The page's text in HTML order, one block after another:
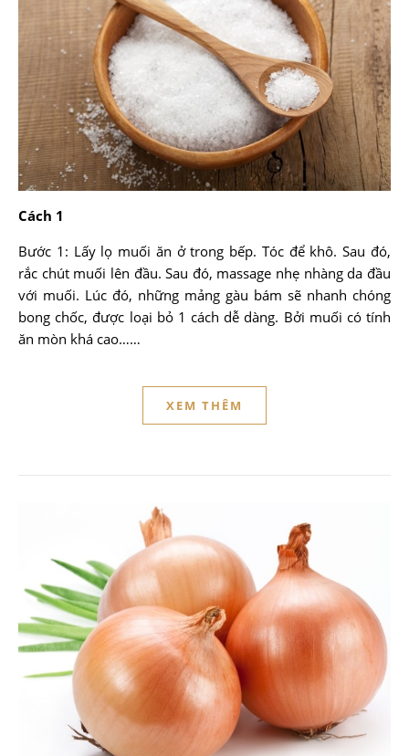
Cách 1
Bước 1: Lấy lọ muối ăn ở trong bếp. Tóc để khô. Sau đó,
rắc chút muối lên đầu. Sau đó, massage nhẹ nhàng da đầu
với muối. Lúc đó, những mảng gàu bám sẽ nhanh chóng
bong chốc, được loại bỏ 1 cách dễ dàng. Bởi muối có tính
ăn mòn khá cao……
XEM THÊM